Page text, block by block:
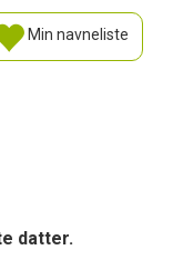
Min navneliste
datter.